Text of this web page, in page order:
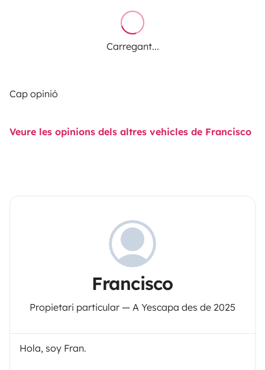
Carregant...
Cap opinió
Veure les opinions dels altres vehicles de Francisco
Francisco
Propietari particular — A Yescapa des de 2025
Hola, soy Fran.